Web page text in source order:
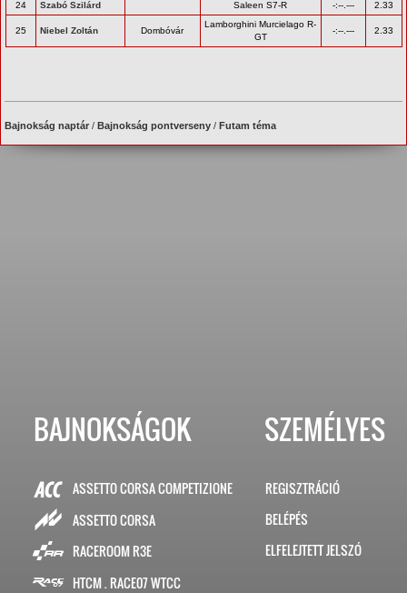
24
Szabó Szilárd Saleen S7-R -:--.--- 2.33
25 Niebel Zoltán Dombóvár
Lamborghini Murcielago R-
GT
-:--.--- 2.33
Bajnokság naptár /Bajnokság pontverseny /Futam téma
BAJNOKSÁGOK
ASSETTO CORSA COMPETIZIONE
ASSETTO CORSA
RACEROOM R3E
HTCM . RACE07 WTCC
SZEMÉLYES
REGISZTRÁCIÓ
BELÉPÉS
ELFELEJTETT JELSZÓ